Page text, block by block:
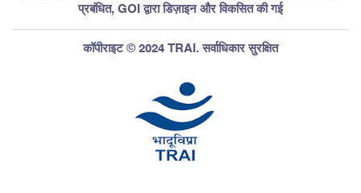
प्रबंधित, GOI द्वारा डिज़ाइन और विकसित की गई
कॉपीराइट © 2024 TRAI. सर्वाधिकार सुरक्षित